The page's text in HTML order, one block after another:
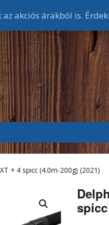
+ 4 spicc (4.0m-200g) (2021)
spicc
az akciós árakból is.